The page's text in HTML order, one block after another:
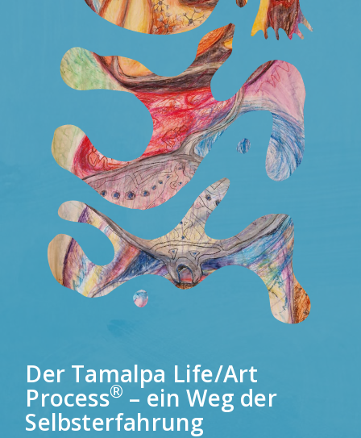
Der Tamalpa Life/Art
Process® – ein Weg der
Selbsterfahrung